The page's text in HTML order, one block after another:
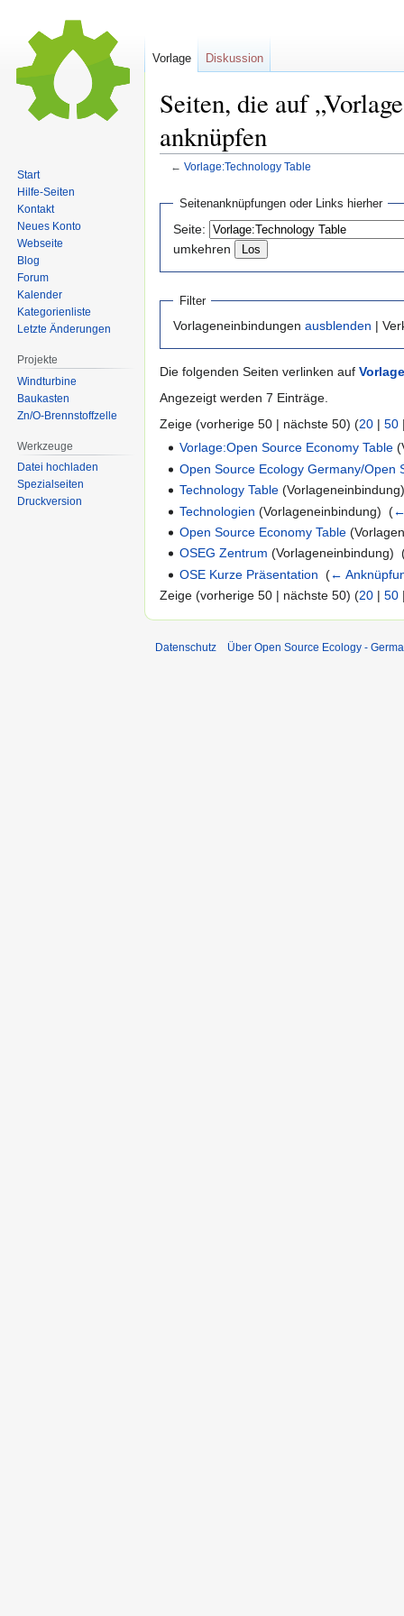
Seiten, die auf
anknüpfen
← Vorlage:Technology Table
Navigation
springen
springen
Seitenanknüpfungen oder Links hierher
Seite:
umkehren
Filter
Vorlageneinbindungen ausblenden |
Die folgenden Seiten verlinken auf
Angezeigt werden 7 Einträge.
Zeige (vorherige 50 | nächste 50) (20 | 50
Vorlage:Open Source Economy Table
Open Source Ecology Germany/Open
Technology Table
Technologien (Vorlageneinbindung) ‎(
Open Source Economy Table
OSEG Zentrum (Vorlageneinbindung) ‎
OSE Kurze Präsentation ‎(←
Zeige (vorherige 50 | nächste 50) (20 | 50
Vorlage Diskussion
Start
Hilfe-Seiten
Kontakt
Neues Konto
Webseite
Blog
Forum
Kalender
Kategorienliste
Letzte Änderungen
Projekte
Windturbine
Baukasten
Zn/O-Brennstoffzelle
Werkzeuge
Datei hochladen
Spezialseiten
Druckversion
Datenschutz Über Open Source Ecology -